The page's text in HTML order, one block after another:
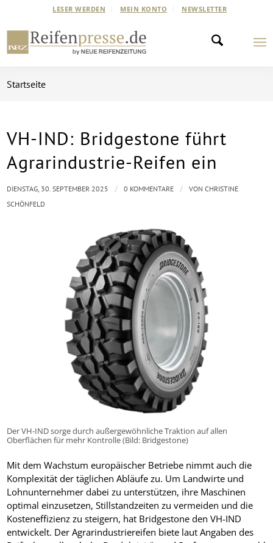
LESER WERDEN MEIN KONTO NEWSLETTER
Startseite
VH-IND: Bridgestone führt
Agrarindustrie-Reifen ein
Der VH-IND sorge durch außergewöhnliche Traktion auf allen
Oberflächen für mehr Kontrolle (Bild: Bridgestone)
Mit dem Wachstum europäischer Betriebe nimmt auch die
Komplexität der täglichen Abläufe zu. Um Landwirte und
Lohnunternehmer dabei zu unterstützen, ihre Maschinen
optimal einzusetzen, Stillstandzeiten zu vermeiden und die
Kosteneffizienz zu steigern, hat Bridgestone den VH-IND
entwickelt. Der Agrarindustriereifen biete laut Angaben des
DIENSTAG, 30. SEPTEMBER 2025 / 0 KOMMENTARE / VONCHRISTINE
SCHÖNFELD